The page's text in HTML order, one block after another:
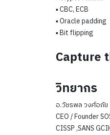
▪ CBC, ECB
▪ Oracle padding
▪ Bit flipping
Capture
วิทยากร
อ.วัชรพล วงศ์อภัย
CEO / Founder
CISSP ,SANS